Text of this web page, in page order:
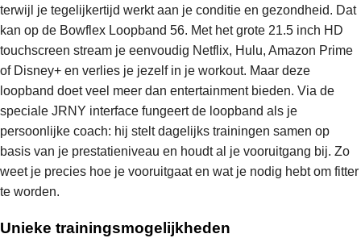
terwijl je tegelijkertijd werkt aan je conditie en gezondheid. Dat
kan op de Bowflex Loopband 56. Met het grote 21.5 inch HD
touchscreen stream je eenvoudig Netflix, Hulu, Amazon Prime
of Disney+ en verlies je jezelf in je workout. Maar deze
loopband doet veel meer dan entertainment bieden. Via de
speciale JRNY interface fungeert de loopband als je
persoonlijke coach: hij stelt dagelijks trainingen samen op
basis van je prestatieniveau en houdt al je vooruitgang bij. Zo
weet je precies hoe je vooruitgaat en wat je nodig hebt om fitter
te worden.
Unieke trainingsmogelijkheden